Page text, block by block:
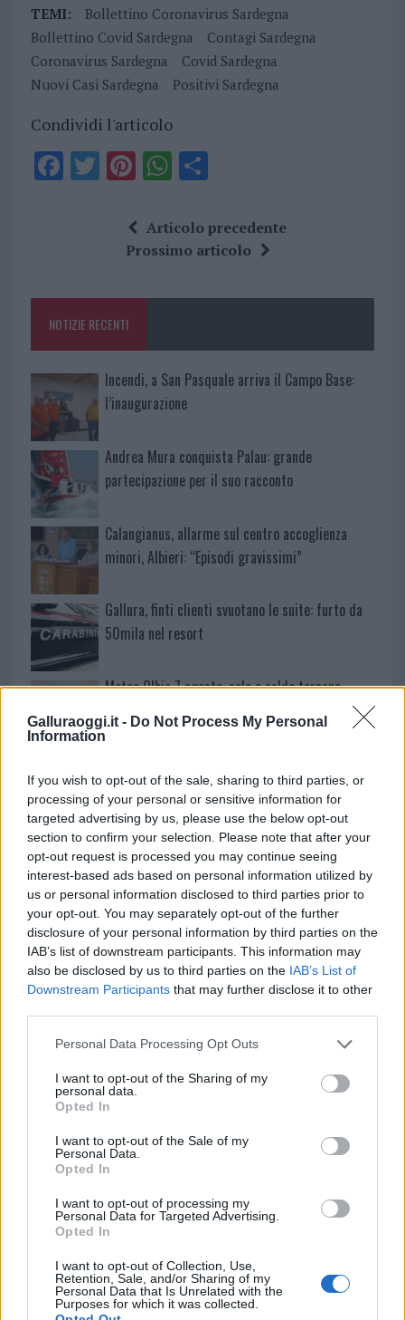
Galluraoggi.it - Do Not Process My Personal
Information
If you wish to opt-out of the sale, sharing to third parties, or
processing of your personal or sensitive information for
targeted advertising by us, please use the below opt-out
section to confirm your selection. Please note that after your
opt-out request is processed you may continue seeing
interest-based ads based on personal information utilized by
us or personal information disclosed to third parties prior to
your opt-out. You may separately opt-out of the further
disclosure of your personal information by third parties on the
IAB’s list of downstream participants. This information may
also be disclosed by us to third parties on the IAB’s List of
Downstream Participants that may further disclose it to other
Please note that this website/app uses one or more Google
not limited to your visit or usage behaviour. You may click to
grant or deny consent to Google and its third-party tags to
use your data for below specified purposes in below Google
consent section.
Personal Data Processing Opt Outs
I want to opt-out of the Sharing of my
personal data.
Opted In
I want to opt-out of the Sale of my
Personal Data.
Opted In
I want to opt-out of processing my
Personal Data for Targeted Advertising.
Opted In
I want to opt-out of Collection, Use,
Retention, Sale, and/or Sharing of my
Personal Data that Is Unrelated with the
Purposes for which it was collected.
TEMI:
Bollettino Coronavirus Sardegna
Bollettino Covid Sardegna
Contagi Sardegna
Coronavirus Sardegna
Covid Sardegna
Nuovi Casi Sardegna
Positivi Sardegna
Condividi l'articolo
F
o
k
T Pi
te
re
W
at
s
p
S
a
re
Articolo precedente
Prossimo articolo
NOTIZIE RECENTI
Incendi, a San Pasquale arriva il Campo Base:
l’inaugurazione
Andrea Mura conquista Palau: grande
partecipazione per il suo racconto
Calangianus, allarme sul centro accoglienza
minori, Albieri: “Episodi gravissimi”
Gallura, finti clienti svuotano le suite: furto da
50mila nel resort
Meteo Olbia 7 agosto, sole e caldo tornano
protagonisti
fine agosto
Aggius conquista la classifica delle mete più
amate dell’estate 2026
NECROLOGIE
Mario Malu
Paolo Pinna
Martina Agostina Diturco